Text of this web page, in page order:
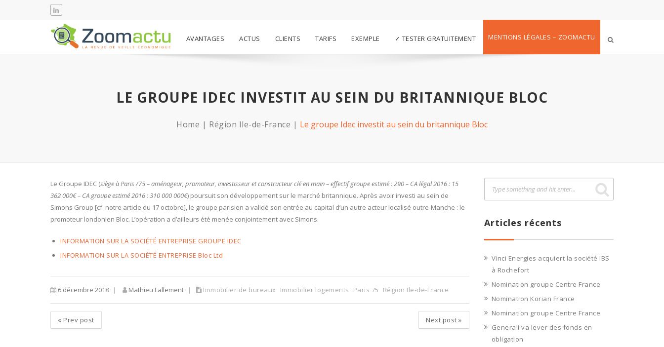
AVANTAGES ACTUS CLIENTS TARIFS EXEMPLE ✓ TESTER GRATUITEMENT MENTIONS LÉGALES – ZOOMACTU
LE GROUPE IDEC INVESTIT AU SEIN DU BRITANNIQUE BLOC
Home Région Ile-de-France Le groupe Idec investit au sein du britannique Bloc
Le Groupe IDEC (siège à Paris /75 – aménageur, promoteur, investisseur et constructeur clé en main – effectif groupe estimé : 290 – CA légal 2016 : 15
362 000€ – CA groupe estimé 2016 : 310 000 000€) poursuit son développement sur le marché britannique. Après avoir investi au sein de
Simons Group [cf. notre article du 17 octobre], le groupe parisien a validé son entrée au capital d’un autre acteur localisé outre-Manche : le
promoteur londonien Bloc. L’opération a d’ailleurs été menée conjointement avec Simons.
INFORMATION SUR LA SOCIÉTÉ ENTREPRISE GROUPE IDEC
INFORMATION SUR LA SOCIÉTÉ ENTREPRISE Bloc Ltd
6 décembre 2018 Mathieu Lallement Immobilier de bureaux Immobilier logements Paris 75 Région Ile-de-France
« Prev post Next post »
Articles récents
Vinci Energies acquiert la société IBS
à Rochefort
Nomination groupe Centre France
Nomination Korian France
Nomination groupe Centre France
Generali va lever des fonds en
obligation